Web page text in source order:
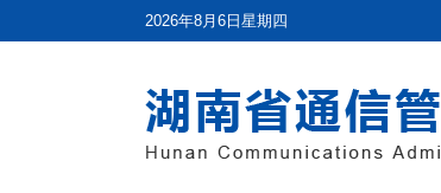
2026年8月6日星期四